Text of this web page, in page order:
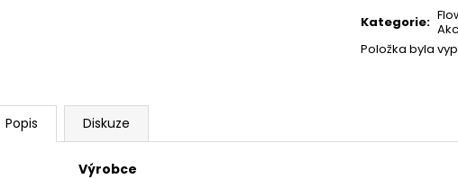
Kategorie:
Položka byla
Popis Diskuze
Výrobce